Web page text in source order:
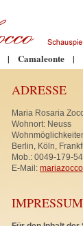
| Camaleonte |
ADRESSE
Maria Rosaria
Wohnort: Neuss
Berlin, Köln,
Mob.: 0049-179-
E-Mail:
IMPRESSUM